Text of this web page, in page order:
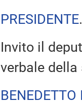
PRESIDENTE
Invito il
verbale della